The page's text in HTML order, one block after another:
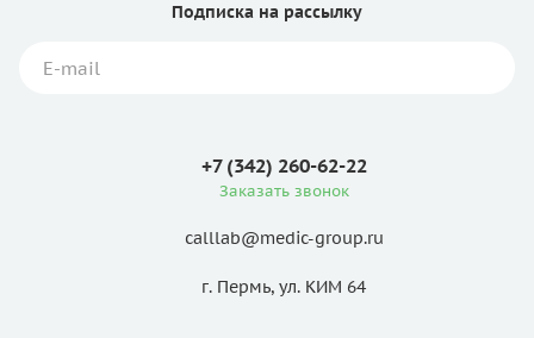
Подписка на рассылку
+7 (342) 260-62-22
Заказать звонок
calllab@medic-group.ru
г. Пермь, ул. КИМ 64